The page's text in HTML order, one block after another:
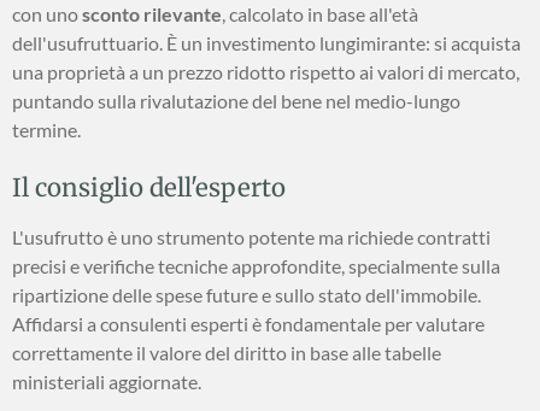
con unosconto rilevante , calcolato in base all'età
dell'usufruttuario. È un investimento lungimirante: si acquista
una proprietà a un prezzo ridotto rispetto ai valori di mercato,
puntando sulla rivalutazione del bene nel medio-lungo
termine.
Il consiglio dell'esperto
L'usufrutto è uno strumento potente ma richiede contratti
precisi e verifiche tecniche approfondite, specialmente sulla
ripartizione delle spese future e sullo stato dell'immobile.
Affidarsi a consulenti esperti è fondamentale per valutare
correttamente il valore del diritto in base alle tabelle
ministeriali aggiornate.